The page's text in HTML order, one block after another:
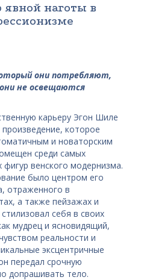
наготы в
они потребляют,
не освещаются
карьеру Эгон Шиле
которое
и новаторским
среди самых
венского модернизма.
было центром его
отраженного в
а также пейзажах и
себя в своих
мудрец и ясновидящий,
реальности и
эксцентричные
передал срочную
допрашивать тело.